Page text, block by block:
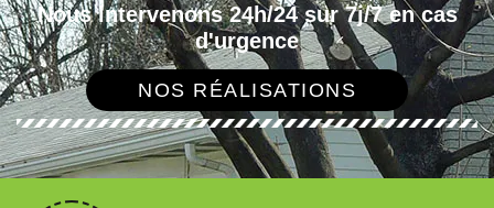
Nous intervenons 24h/24 sur 7j/7 en cas
d'urgence
NOS RÉALISATIONS